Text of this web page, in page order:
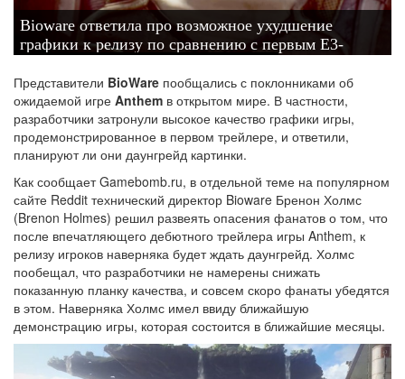
Bioware ответила про возможное ухудшение
графики к релизу по сравнению с первым E3-
Представители BioWare пообщались с поклонниками об
ожидаемой игре Anthem в открытом мире. В частности,
разработчики затронули высокое качество графики игры,
продемонстрированное в первом трейлере, и ответили,
планируют ли они даунгрейд картинки.
Как сообщает Gamebomb.ru, в отдельной теме на популярном
сайте Reddit технический директор Bioware Бренон Холмс
(Brenon Holmes) решил развеять опасения фанатов о том, что
после впечатляющего дебютного трейлера игры Anthem, к
релизу игроков наверняка будет ждать даунгрейд. Холмс
пообещал, что разработчики не намерены снижать
показанную планку качества, и совсем скоро фанаты убедятся
в этом. Наверняка Холмс имел ввиду ближайшую
демонстрацию игры, которая состоится в ближайшие месяцы.